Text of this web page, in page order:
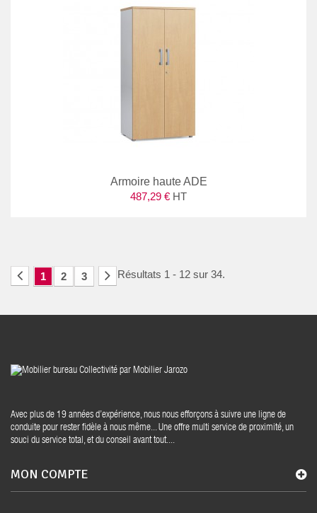
Armoire haute ADE
487,29 € HT
1 2 3 Résultats 1 - 12 sur 34.
Avec plus de 19 années d’expérience, nous nous efforçons à suivre une ligne de
conduite pour rester fidèle à nous même... Une offre multi service de proximité, un
souci du service total, et du conseil avant tout....
MON COMPTE